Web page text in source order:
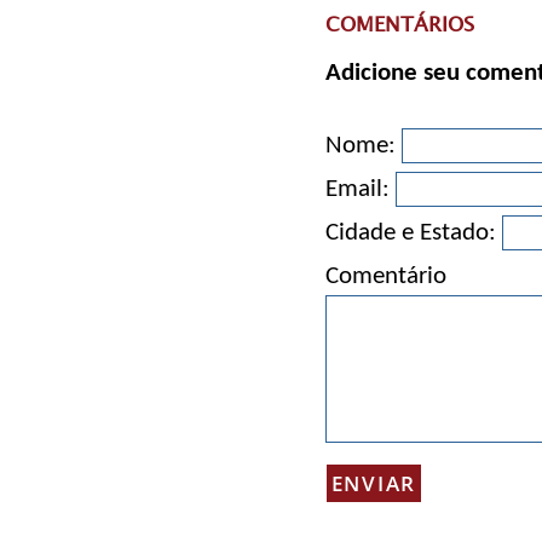
COMENTÁRIOS
Adicione seu
Nome:
Email:
Cidade e Estado:
Comentário